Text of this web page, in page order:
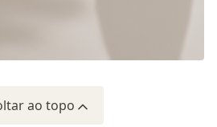
ao topo